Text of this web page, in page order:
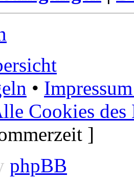
•
Cookies des
]
phpBB